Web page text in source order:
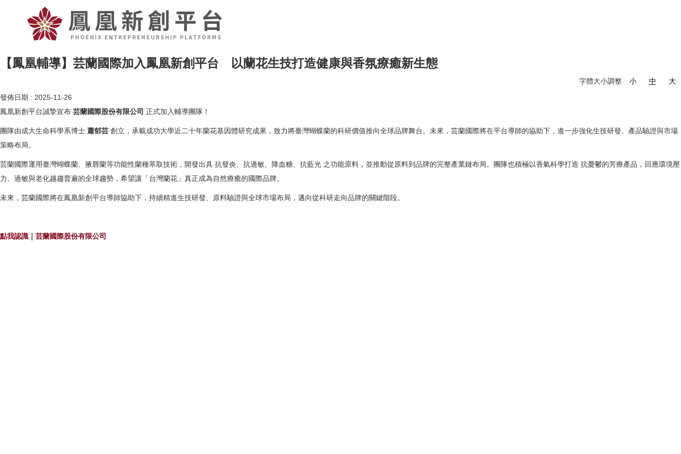
【鳳凰輔導】芸蘭國際加入鳳凰新創平台 以蘭花生技打造健康與香氛療癒新生態
字體大小調整 小 中
大
發佈日期 : 2025-11-26
鳳凰新創平台誠摯宣布 芸蘭國際股份有限公司 正式加入輔導團隊！
團隊由成大生命科學系博士 蕭郁芸 創立，承載成功大學近二十年蘭花基因體研究成果，致力將臺灣蝴蝶蘭的科研價值推向全球品牌舞台。未來，芸蘭國際將在平台導師的協助下，進一步強化生技研發、產品驗證與市場
策略布局。
芸蘭國際運用臺灣蝴蝶蘭、腋唇蘭等功能性蘭種萃取技術，開發出具 抗發炎、抗過敏、降血糖、抗藍光 之功能原料，並推動從原料到品牌的完整產業鏈布局。團隊也積極以香氣科學打造 抗憂鬱的芳療產品，回應環境壓
力、過敏與老化越趨普遍的全球趨勢，希望讓「台灣蘭花」真正成為自然療癒的國際品牌。
未來，芸蘭國際將在鳳凰新創平台導師協助下，持續精進生技研發、原料驗證與全球市場布局，邁向從科研走向品牌的關鍵階段。
點我認識｜芸蘭國際股份有限公司